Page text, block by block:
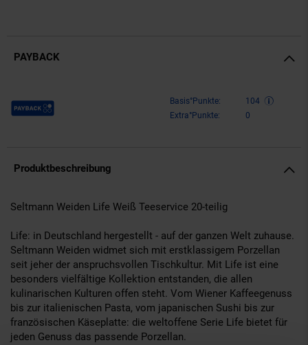
PAYBACK
Payback Punkte Basis°Punkte:
104
Extra°Punkte:
0
Produktbeschreibung
Seltmann Weiden Life Weiß Teeservice 20-teilig
Life: in Deutschland hergestellt - auf der ganzen Welt zuhause.
Seltmann Weiden widmet sich mit erstklassigem Porzellan
seit jeher der anspruchsvollen Tischkultur. Mit Life ist eine
besonders vielfältige Kollektion entstanden, die allen
kulinarischen Kulturen offen steht. Vom Wiener Kaffeegenuss
bis zur italienischen Pasta, vom japanischen Sushi bis zur
französischen Käseplatte: die weltoffene Serie Life bietet für
jeden Genuss das passende Porzellan.